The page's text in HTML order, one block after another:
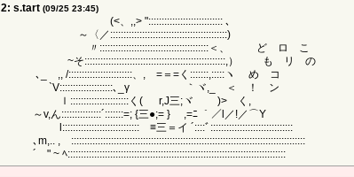
2: s.tart (09/25 23:45)
(<、,,> ":::::::::::::::::::::::::::: ､
～〈／::::::::::::::::::::::::::::::::::::::::::::)
〃:::::::::::::::::::::::::::::::::::::::::＜、 ど ロ こ
~そ:::::::::::::::::::::::::::::::::::::::::::::::::::::,） も リ の
､_ ,, /::::::::::::::::::::::::、,ゝ=＝=く:::::::,:::::ヽ め コ
`V::::::::::::::::::::､_γ ｀ヾ,_ ＜ ！ ン
ｌ::::::::::::::::::::::く( r,J三;ヾ )> く,
～v,ん:::::::::::::::´:::::::=; {三●;= } ,=ﾆ ｀／l／!／⌒Y
l:::::::::::::::::::::::::::::ゝ≡三＝イ ´::::ﾞ:::::::::::::::::::::::::::::::
､m,.. ,ゞ::::::::::::::::::::::::::::::::::::::::::::::::::::::::::::::::::::::::::::::::::::::::
´ " ~ ﾍ::::::::::::::::::::::::::::::::::::::::::::::::::::::::::::::::::::::::::::::::::